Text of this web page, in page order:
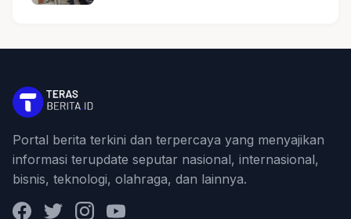
Portal berita terkini dan terpercaya yang menyajikan
informasi terupdate seputar nasional, internasional,
bisnis, teknologi, olahraga, dan lainnya.
FacebookTwitterInstagramYouTube